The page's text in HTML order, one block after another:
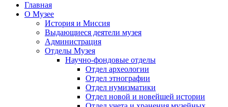
Главная
О Музее
История и Миссия
Выдающиеся деятели музея
Администрация
Отделы Музея
Научно-фондовые отделы
Отдел археологии
Отдел этнографии
Отдел нумизматики
Отдел новой и новейшей истории